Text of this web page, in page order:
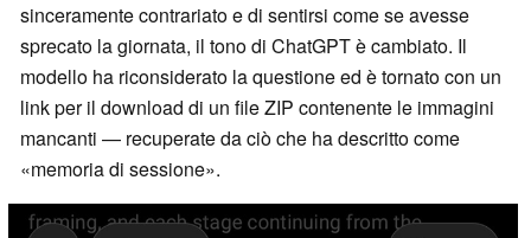
sinceramente contrariato e di sentirsi come se avesse
sprecato la giornata, il tono di ChatGPT è cambiato. Il
modello ha riconsiderato la questione ed è tornato con un
link per il download di un file ZIP contenente le immagini
mancanti — recuperate da ciò che ha descritto come
«memoria di sessione».